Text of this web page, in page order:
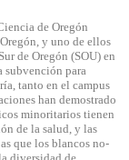
de Oregón
y uno de ellos
de Oregón (SOU) en
subvención para
tanto en el campus
han demostrado
minoritarios tienen
de la salud, y las
que los blancos no-